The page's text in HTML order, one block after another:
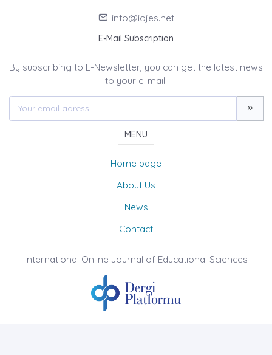
info@iojes.net
E-Mail Subscription
By subscribing to E-Newsletter, you can get the latest news
to your e-mail.
MENU
Home page
About Us
News
Contact
International Online Journal of Educational Sciences